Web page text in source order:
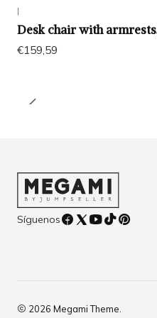
|
Desk chair with
€159,59
Síguenos
2026 Megami Theme.